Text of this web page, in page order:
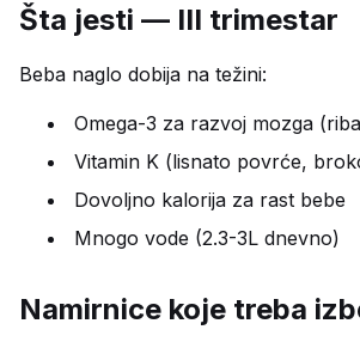
Šta jesti — III trimestar
Beba naglo dobija na težini:
Omega-3 za razvoj mozga
Vitamin K (lisnato povrće,
Dovoljno kalorija za rast bebe
Mnogo vode (2.3-3L dnevno)
Namirnice koje treba